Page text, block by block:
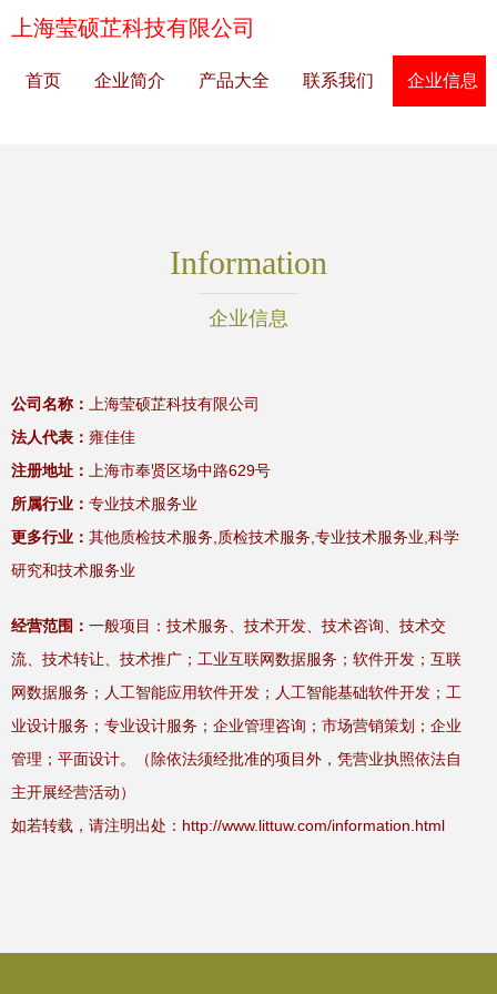
上海莹硕芷科技有限公司
首页 企业简介 产品大全 联系我们 企业信息
Information
企业信息
公司名称：
上海莹硕芷科技有限公司
法人代表： 雍佳佳
注册地址：
上海市奉贤区场中路629号
所属行业： 专业技术服务业
更多行业： 其他质检技术服务,质检技术服务,专业技术服务业,科学
研究和技术服务业
经营范围： 一般项目：技术服务、技术开发、技术咨询、技术交
流、技术转让、技术推广；工业互联网数据服务；软件开发；互联
网数据服务；人工智能应用软件开发；人工智能基础软件开发；工
业设计服务；专业设计服务；企业管理咨询；市场营销策划；企业
管理；平面设计。（除依法须经批准的项目外，凭营业执照依法自
主开展经营活动）
如若转载，请注明出处：http://www.littuw.com/information.html